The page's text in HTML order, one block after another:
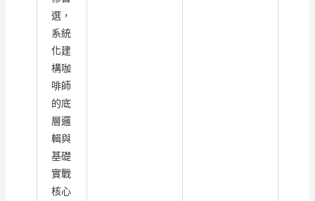
選，
系統
化建
構咖
啡師
的底
層邏
輯與
基礎
實戰
核心